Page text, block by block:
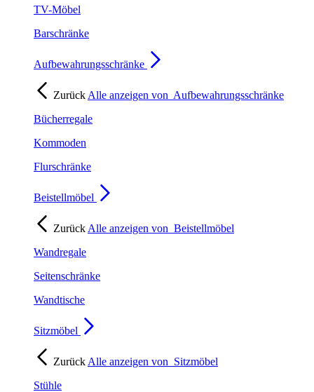
TV-Möbel
Barschränke
Aufbewahrungsschränke
Zurück Alle anzeigen von Aufbewahrungsschränke
Bücherregale
Kommoden
Flurschränke
Beistellmöbel
Zurück Alle anzeigen von Beistellmöbel
Wandregale
Seitenschränke
Wandtische
Sitzmöbel
Zurück Alle anzeigen von Sitzmöbel
Stühle